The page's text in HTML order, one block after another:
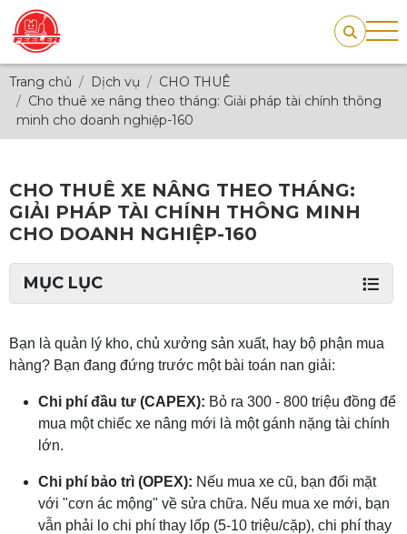
Trang chủ Dịch vụ
CHO THUÊ
Cho thuê xe nâng theo tháng: Giải pháp tài chính thông
minh cho doanh nghiệp-160
CHO THUÊ XE NÂNG THEO THÁNG:
GIẢI PHÁP TÀI CHÍNH THÔNG MINH
CHO DOANH NGHIỆP-160
MỤC LỤC
Bạn là quản lý kho, chủ xưởng sản xuất, hay bộ phận mua
hàng? Bạn đang đứng trước một bài toán nan giải:
Chi phí đầu tư (CAPEX): Bỏ ra 300 - 800 triệu đồng để
mua một chiếc xe nâng mới là một gánh nặng tài chính
lớn.
Chi phí bảo trì (OPEX): Nếu mua xe cũ, bạn đối mặt
với "cơn ác mộng" về sửa chữa. Nếu mua xe mới, bạn
vẫn phải lo chi phí thay lốp (5-10 triệu/cặp), chi phí thay